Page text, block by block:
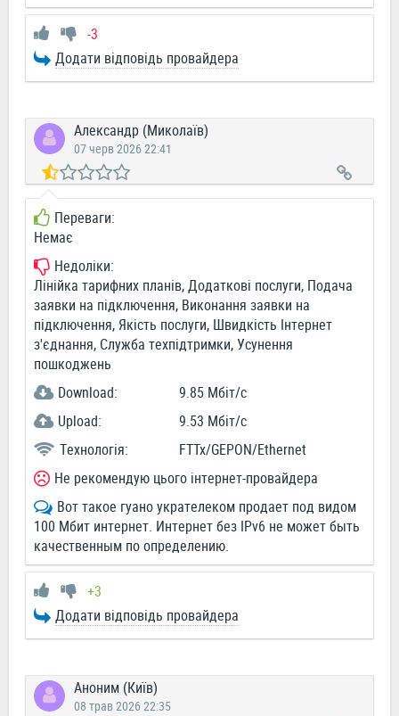
-3
Додати відповідь провайдера
Александр (Миколаїв)
07 черв 2026 22:41
Переваги:
Немає
Недоліки:
Лінійка тарифних планів, Додаткові послуги, Подача
заявки на підключення, Виконання заявки на
підключення, Якість послуги, Швидкість Інтернет
з'єднання, Служба техпідтримки, Усунення
пошкоджень
Download:
9.85 Мбіт/c
Upload:
9.53 Мбіт/c
Технологія:
FTTx/GEPON/Ethernet
Не рекомендую цього інтернет-провайдера
Вот такое гуано укрателеком продает под видом
100 Мбит интернет. Интернет без IPv6 не может быть
качественным по определению.
+3
Додати відповідь провайдера
Аноним (Київ)
08 трав 2026 22:35